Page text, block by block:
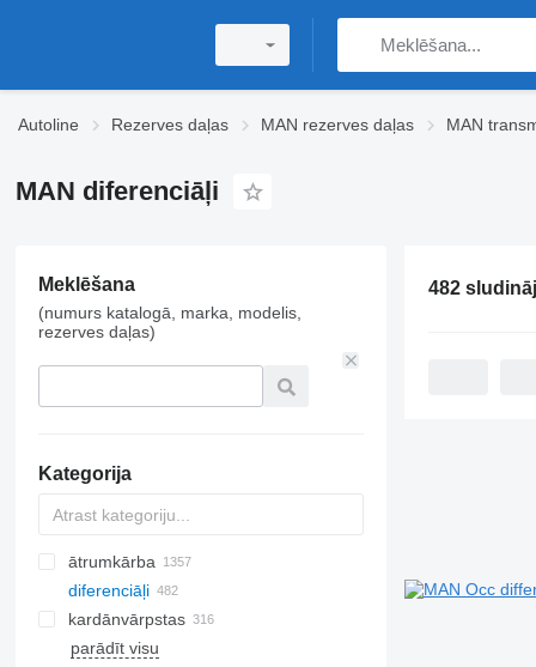
Autoline Rezerves daļas MAN rezerves daļas MAN
MAN diferenciāļi
Meklēšana
(numurs katalogā, marka, modelis,
rezerves daļas)
Kategorija
ātrumkārba
diferenciāļi
kardānvārpstas
parādīt visu